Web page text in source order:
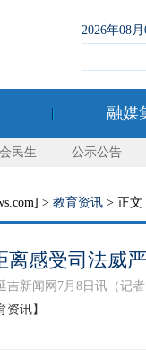
2026年08
融媒
民生 公示公告
> 教育资讯 > 正文
离感受司法威
闻网7月8日讯（记者
资讯】